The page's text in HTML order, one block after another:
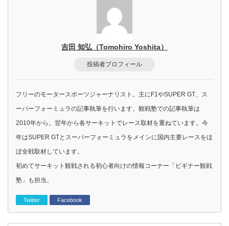
吉田 知弘（Tomohiro Yoshita）
投稿者プロフィール
フリーのモータースポーツジャーナリスト。主にF1やSUPER GT、ス
ーパーフォーミュラの記事執筆を行います。観戦塾での記事執筆は
2010年から。翌年から各サーキットでレース取材を重ねています。今
年はSUPER GTとスーパーフォーミュラをメインに国内主要レースをほ
ぼ全戦取材しています。
初めてサーキット観戦される初心者向けの情報コーナー「ビギナー観戦
塾」も担当。
Twitter Facebook